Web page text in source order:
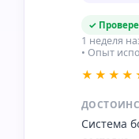
✓
1 неделя
• Опыт
Система